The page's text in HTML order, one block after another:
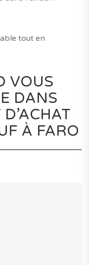
tout en
VOUS
DANS
À FARO